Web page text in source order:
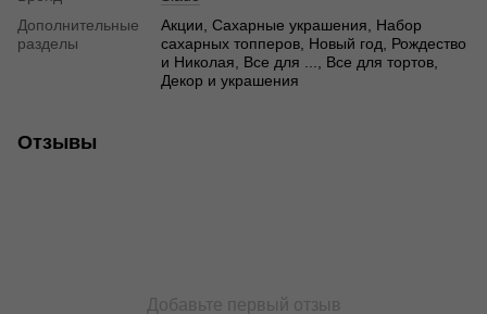
Дополнительные
разделы
Акции, Сахарные украшения, Набор
сахарных топперов, Новый год, Рождество
и Николая, Все для ..., Все для тортов,
Декор и украшения
Отзывы
Добавьте первый отзыв